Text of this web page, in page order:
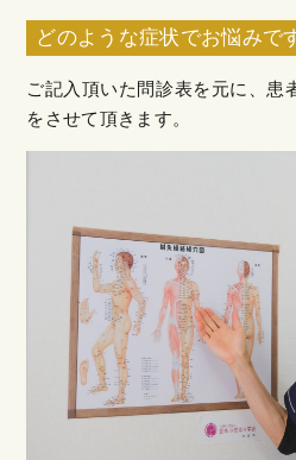
どのような症状でお悩みで
ご記入頂いた問診表を元に、患
をさせて頂きます。